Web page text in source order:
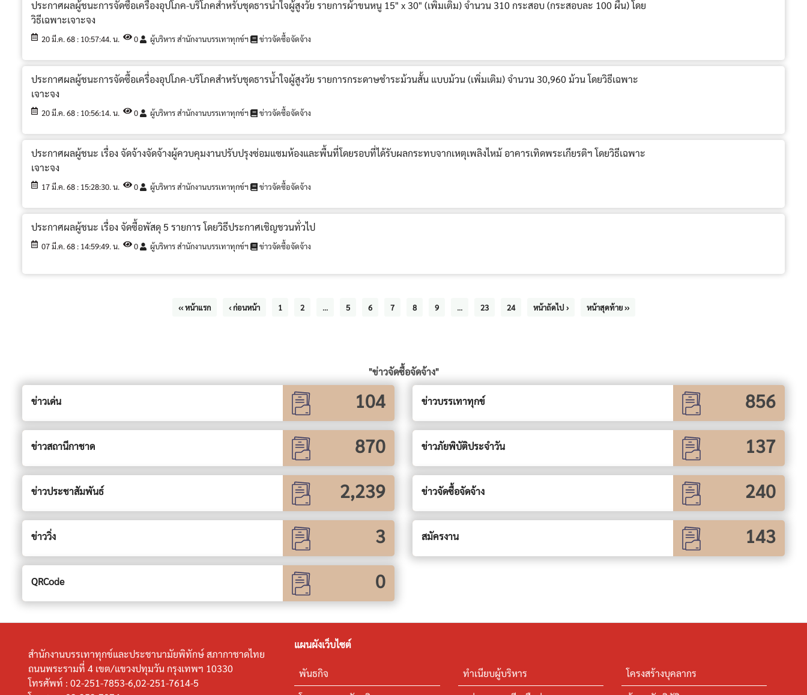
ประกาศผลผู้ชนะการจัดซื้อเครื่องอุปโภค-บริโภคสำหรับชุดธารน้ำใจผู้สูงวัย รายการผ้าขนหนู 15" x 30" (เพิ่มเติม) จำนวน 310 กระสอบ (กระสอบละ 100 ผืน) โดย
วิธีเฉพาะเจาะจง
20 มี.ค. 68 : 10:57:44. น. 0 ผู้บริหาร สำนักงานบรรเทาทุกข์ฯ ข่าวจัดซื้อจัดจ้าง
ประกาศผลผู้ชนะการจัดซื้อเครื่องอุปโภค-บริโภคสำหรับชุดธารน้ำใจผู้สูงวัย รายการกระดาษชำระม้วนสั้น แบบม้วน (เพิ่มเติม) จำนวน 30,960 ม้วน โดยวิธีเฉพาะ
เจาะจง
20 มี.ค. 68 : 10:56:14. น. 0 ผู้บริหาร สำนักงานบรรเทาทุกข์ฯ ข่าวจัดซื้อจัดจ้าง
ประกาศผลผู้ชนะ เรื่อง จัดจ้างจัดจ้างผู้ควบคุมงานปรับปรุงซ่อมแซมห้องและพื้นที่โดยรอบที่ได้รับผลกระทบจากเหตุเพลิงไหม้ อาคารเทิดพระเกียรติฯ โดยวิธีเฉพาะ
เจาะจง
17 มี.ค. 68 : 15:28:30. น. 0 ผู้บริหาร สำนักงานบรรเทาทุกข์ฯ ข่าวจัดซื้อจัดจ้าง
ประกาศผลผู้ชนะ เรื่อง จัดซื้อพัสดุ 5 รายการ โดยวิธีประกาศเชิญชวนทั่วไป
07 มี.ค. 68 : 14:59:49. น. 0 ผู้บริหาร สำนักงานบรรเทาทุกข์ฯ ข่าวจัดซื้อจัดจ้าง
‹‹ หน้าแรก ‹ ก่อนหน้า 1 2 ... 5 6 7 8 9 ... 23 24 หน้าถัดไป › หน้าสุดท้าย ››
"ข่าวจัดซื้อจัดจ้าง"
ข่าวเด่น 104 ข่าวบรรเทาทุกข์ 856
ข่าวสถานีกาชาด 870 ข่าวภัยพิบัติประจำวัน 137
ข่าวประชาสัมพันธ์ 2,239 ข่าวจัดซื้อจัดจ้าง 240
ข่าววิ่ง 3 สมัครงาน 143
QRCode 0
สำนักงานบรรเทาทุกข์และประชานามัยพิทักษ์ สภากาชาดไทย
ถนนพระรามที่ 4 เขต/แขวงปทุมวัน กรุงเทพฯ 10330
โทรศัพท์ : 02-251-7853-6,02-251-7614-5
แผนผังเว็บไซต์
พันธกิจ ทำเนียบผู้บริหาร
โครงสร้างบุคลากร